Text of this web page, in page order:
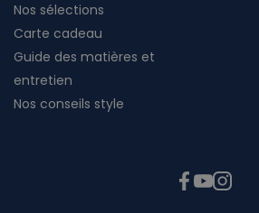
Nos sélections
Carte cadeau
Guide des matières et
entretien
Nos conseils style